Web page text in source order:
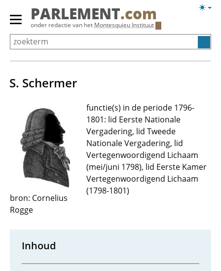
Overslaan
Primair
menu
tonen/verbergen
PARLEMENT.com
onder redactie van het Montesquieu Instituut
S. Schermer
bron: Cornelius
Rogge
functie(s) in de periode 1796-
1801: lid Eerste Nationale
Vergadering, lid Tweede
Nationale Vergadering, lid
Vertegenwoordigend Lichaam
(mei/juni 1798), lid Eerste Kamer
Vertegenwoordigend Lichaam
(1798-1801)
Inhoud